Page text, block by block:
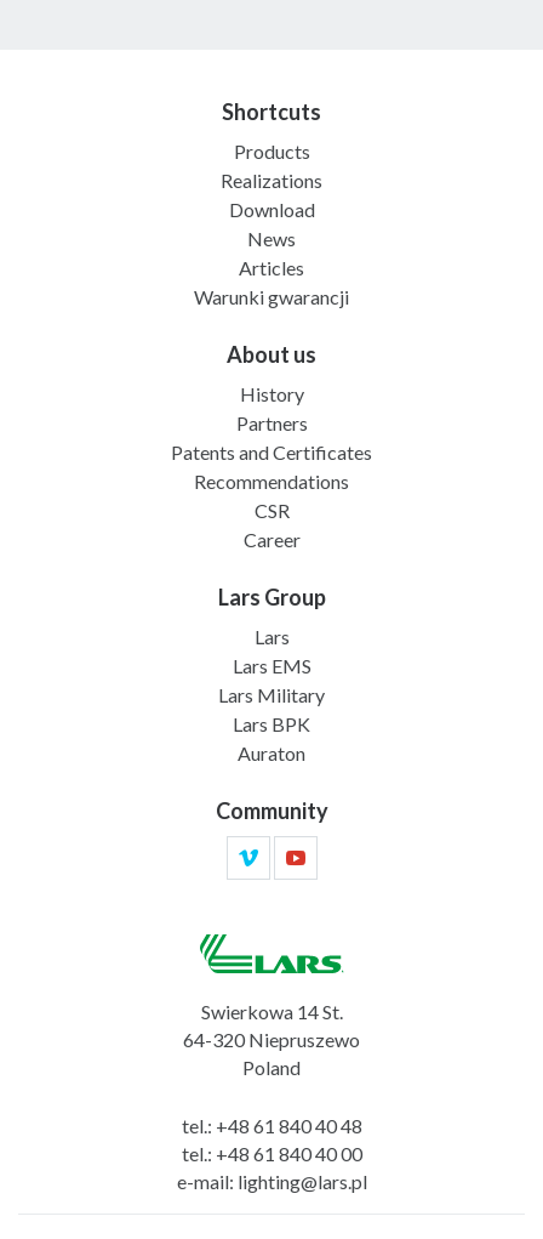
Shortcuts
Products
Realizations
Download
News
Articles
Warunki gwarancji
About us
History
Partners
Patents and Certificates
Recommendations
CSR
Career
Lars Group
Lars
Lars EMS
Lars Military
Lars BPK
Auraton
Community
Swierkowa 14 St.
64-320 Niepruszewo
Poland
tel.: +48 61 840 40 48
tel.: +48 61 840 40 00
e-mail: lighting@lars.pl